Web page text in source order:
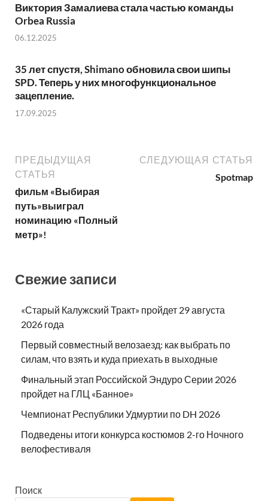
Виктория Замалиева стала частью команды
Orbea Russia
06.12.2025
35 лет спустя, Shimano обновила свои шипы
SPD. Теперь у них многофункциональное
зацепление.
17.09.2025
ПРЕДЫДУЩАЯ
СТАТЬЯ
фильм «Выбирая
путь»выиграл
номинацию «Полный
метр»!
СЛЕДУЮЩАЯ СТАТЬЯ
Spotmap
Свежие записи
«Старый Калужский Тракт» пройдет 29 августа
2026 года
Первый совместный велозаезд: как выбрать по
силам, что взять и куда приехать в выходные
Финальный этап Российской Эндуро Серии 2026
пройдет на ГЛЦ «Банное»
Чемпионат Республики Удмуртии по DH 2026
Подведены итоги конкурса костюмов 2-го Ночного
велофестиваля
Поиск